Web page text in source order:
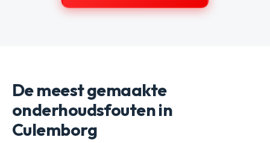
De meest gemaakte
onderhoudsfouten in
Culemborg